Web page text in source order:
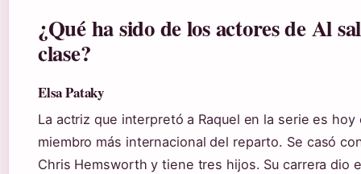
¿Qué ha sido de los actores de Al
clase?
Elsa Pataky
La actriz que interpretó a Raquel en la serie es hoy
miembro más internacional del reparto. Se casó
Chris Hemsworth y tiene tres hijos. Su carrera dio